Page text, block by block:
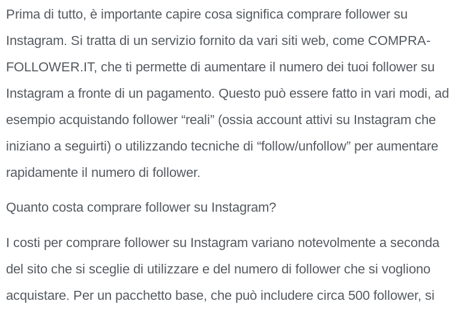
Prima di tutto, è importante capire cosa significa comprare follower su
Instagram. Si tratta di un servizio fornito da vari siti web, come COMPRA-
FOLLOWER.IT, che ti permette di aumentare il numero dei tuoi follower su
Instagram a fronte di un pagamento. Questo può essere fatto in vari modi, ad
esempio acquistando follower “reali” (ossia account attivi su Instagram che
iniziano a seguirti) o utilizzando tecniche di “follow/unfollow” per aumentare
rapidamente il numero di follower.
Quanto costa comprare follower su Instagram?
I costi per comprare follower su Instagram variano notevolmente a seconda
del sito che si sceglie di utilizzare e del numero di follower che si vogliono
acquistare. Per un pacchetto base, che può includere circa 500 follower, si